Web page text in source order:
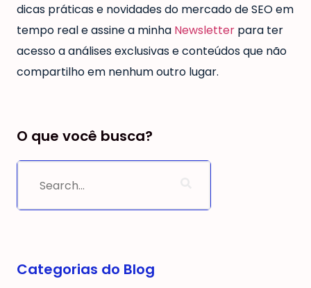
dicas práticas e novidades do mercado de SEO em
tempo real e assine a minha Newsletter para ter
acesso a análises exclusivas e conteúdos que não
compartilho em nenhum outro lugar.
O que você busca?
Categorias do Blog